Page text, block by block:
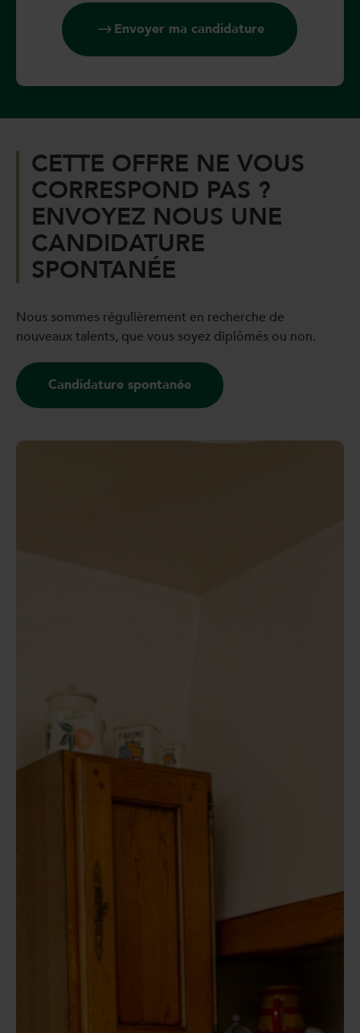
Envoyer ma candidature
CETTE OFFRE NE VOUS
CORRESPOND PAS ?
ENVOYEZ NOUS UNE
CANDIDATURE
SPONTANÉE
Nous sommes régulièrement en recherche de
nouveaux talents, que vous soyez diplômés ou non.
Candidature spontanée